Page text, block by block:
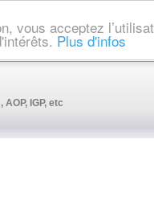
vous acceptez
Plus d'infos
IGP, etc